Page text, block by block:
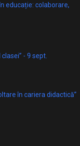
educație: colaborare,
- 9 sept.
în cariera didactică”